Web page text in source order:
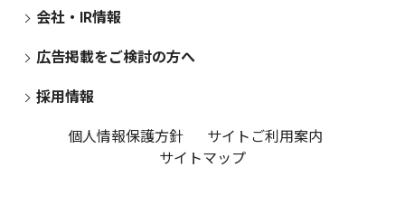
会社・IR情報
広告掲載をご検討の方へ
採用情報
個人情報保護方針
サイトご利用案内
サイトマップ